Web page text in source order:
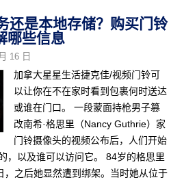
还是本地存储？购买门铃
哪些信息
16 日
加拿大星星生活捷克佳/视频门铃可
以让你在不在家时看到包裹何时送达
或谁在门口。 一段蒙面持枪男子篡
改南希·格思里（Nancy Guthrie）家
门铃摄像头的视频公布后，人们开始
，以及谁可以访问它。 84岁的格思里
，之后她显然遭到绑架。当时她从位于